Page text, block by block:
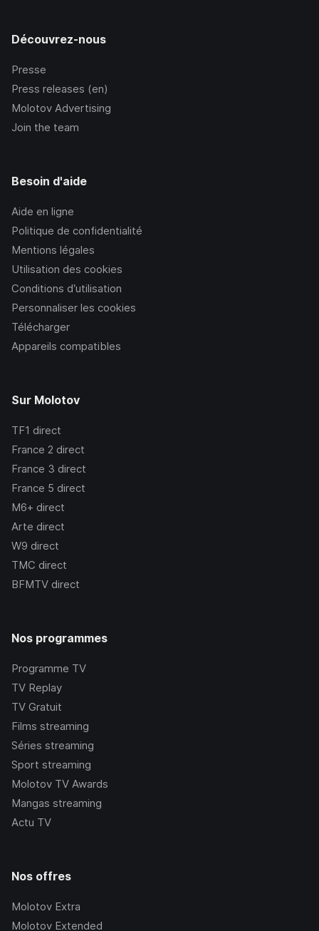
Découvrez-nous
Presse
Press releases (en)
Molotov Advertising
Join the team
Besoin d'aide
Aide en ligne
Politique de confidentialité
Mentions légales
Utilisation des cookies
Conditions d’utilisation
Personnaliser les cookies
Télécharger
Appareils compatibles
Sur Molotov
TF1 direct
France 2 direct
France 3 direct
France 5 direct
M6+ direct
Arte direct
W9 direct
TMC direct
BFMTV direct
Nos programmes
Programme TV
TV Replay
TV Gratuit
Films streaming
Séries streaming
Sport streaming
Molotov TV Awards
Mangas streaming
Actu TV
Nos offres
Molotov Extra
Molotov Extended